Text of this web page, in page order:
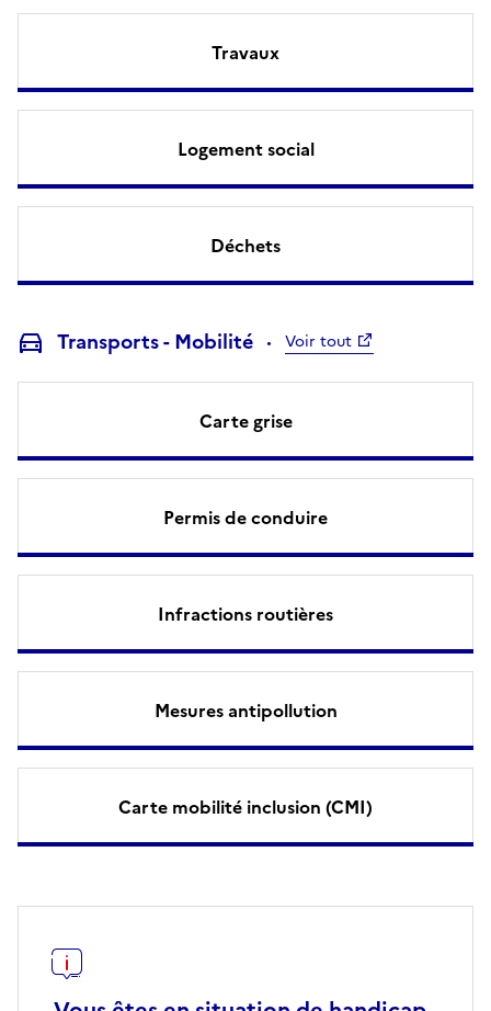
Travaux
Logement social
Déchets
Transports - Mobilité Voir tout
Carte grise
Permis de conduire
Infractions routières
Mesures antipollution
Carte mobilité inclusion (CMI)